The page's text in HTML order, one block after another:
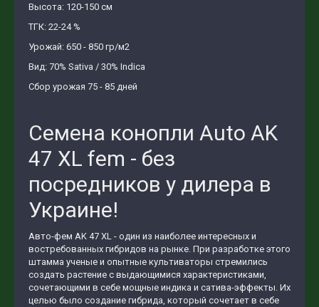
Высота: 120-150 см
ТГК: 22-24 %
Урожай: 650 - 850 гр/м2
Вид: 70% Sativa / 30% Indica
Сбор урожая 75 - 85 дней
Семена конопли Auto AK
47 XL fem - без
посредников у дилера в
Украине!
Авто-фем AK 47 XL - один из наиболее интересных и
востребованных гибридов на рынке. При разработке этого
штамма ученые и опытные культиваторы стремились
создать растение с выдающимися характеристиками,
сочетающими в себе мощные индика и сатива-эффекты. Их
целью было создание гибрида, который сочетает в себе